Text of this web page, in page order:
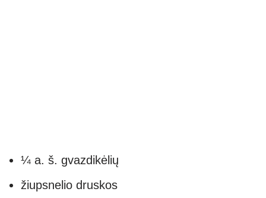
¼ a. š. gvazdikėlių
žiupsnelio druskos